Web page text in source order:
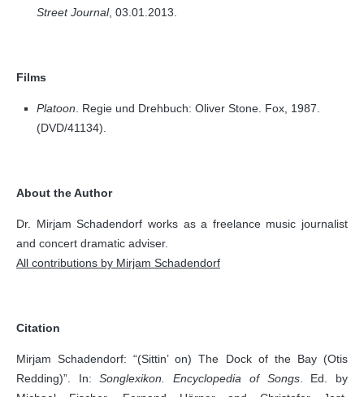
Street Journal, 03.01.2013.
Films
Platoon . Regie und Drehbuch: Oliver Stone. Fox, 1987.
(DVD/41134).
About the Author
Dr. Mirjam Schadendorf works as a freelance music journalist
and concert dramatic adviser.
All contributions by Mirjam Schadendorf
Citation
Mirjam Schadendorf: “(Sittin’ on) The Dock of the Bay (Otis
Redding)”. In:Songlexikon. Encyclopedia of Songs. Ed. by